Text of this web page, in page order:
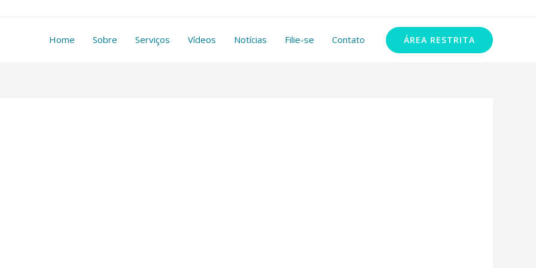
Home Sobre Serviços Vídeos Notícias Filie-se Contato ÁREA RESTRITA